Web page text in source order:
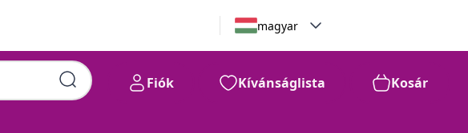
magyar
Fiók Kívánságlista Kosár